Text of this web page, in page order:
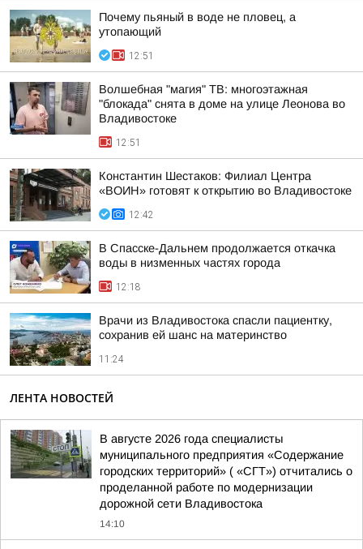
Почему пьяный в воде не пловец, а
утопающий
12:51
Волшебная "магия" ТВ: многоэтажная
"блокада" снята в доме на улице Леонова во
Владивостоке
12:51
Константин Шестаков: Филиал Центра
«ВОИН» готовят к открытию во Владивостоке
12:42
В Спасске-Дальнем продолжается откачка
воды в низменных частях города
12:18
Врачи из Владивостока спасли пациентку,
сохранив ей шанс на материнство
11:24
ЛЕНТА НОВОСТЕЙ
В августе 2026 года специалисты
муниципального предприятия «Содержание
городских территорий» ( «СГТ») отчитались о
проделанной работе по модернизации
дорожной сети Владивостока
14:10